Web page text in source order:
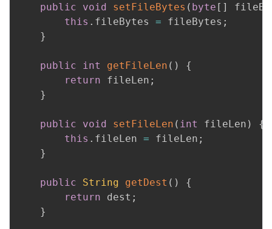
public void setFileBytes ( byte [ ]
this . fileBytes = fileBytes ;
}
public int getFileLen ( )
{
return fileLen ;
}
public void setFileLen ( int fileLen )
{
this . fileLen = fileLen ;
}
public String getDest ( )
{
return dest ;
}